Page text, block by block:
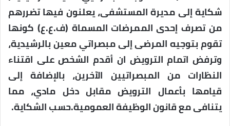
شكاية إلى مديرة المستشفى، يعلنون فيها تضررهم
من تصرف إحدى الممرضات المسماة (ف.ع.ع) كونها
تقوم بتوجيه المرضى إلى مبصراتي معين بالرشيدية،
وترفض اتمام الترويض ان أقدم الشخص على اقتناء
النظارات من المبصراتيين الآخرين، بالإضافة إلى
قيامها بأعمال الترويض مقابل دخل مادي، مما
يتنافى مع قانون الوظيفة العمومية.حسب الشكاية.